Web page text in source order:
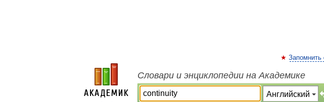
Запомнить
Словари и энциклопедии на Академике